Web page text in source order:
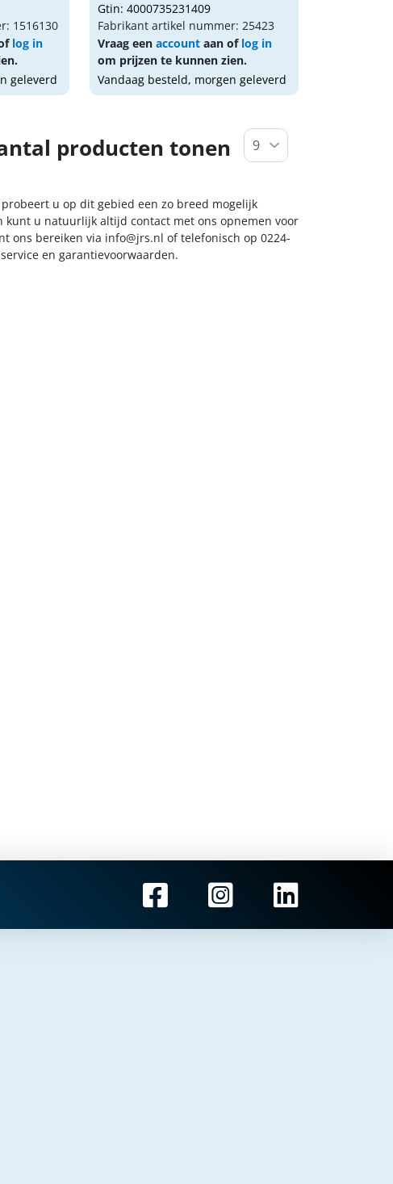
1516130
log in
geleverd
Gtin: 4000735231409
Fabrikant artikel nummer: 25423
Vraag eenaccount aan of log in
om prijzen te kunnen zien.
Vandaag besteld, morgen geleverd
producten tonen
u op dit gebied een zo breed mogelijk
u natuurlijk altijd contact met ons opnemen voor
ons bereiken via info@jrs.nl of telefonisch op 0224-
en garantievoorwaarden.